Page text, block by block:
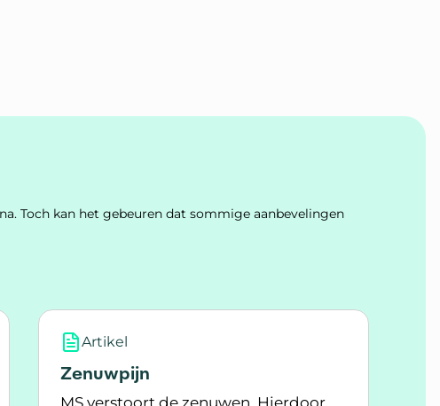
Toch kan het gebeuren dat sommige aanbevelingen
Artikel
Zenuwpijn